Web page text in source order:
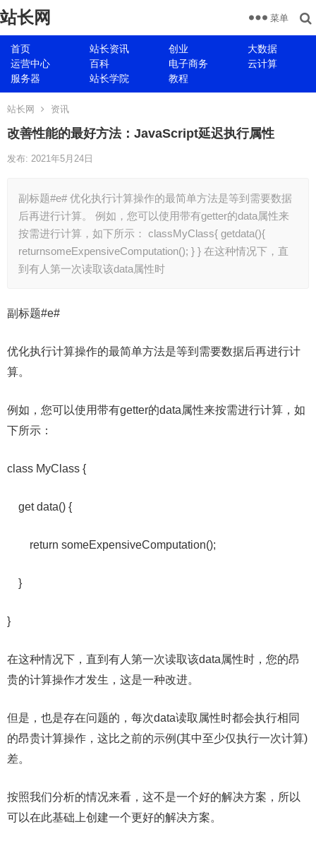
站长网
首页 站长资讯 创业
大数据
运营中心
百科 电子商务
云计算
服务器
站长学院 教程
菜单
站长网 资讯
改善性能的最好方法：JavaScript延迟执行属性
发布: 2021年5月24日
副标题#e# 优化执行计算操作的最简单方法是等到需要数据
后再进行计算。 例如，您可以使用带有getter的data属性来
按需进行计算，如下所示： classMyClass{ getdata(){
returnsomeExpensiveComputation(); } } 在这种情况下，直
到有人第一次读取该data属性时
副标题#e#
优化执行计算操作的最简单方法是等到需要数据后再进行计
算。
例如，您可以使用带有getter的data属性来按需进行计算，如
下所示：
class MyClass {
get data() {
return someExpensiveComputation();
}
}
在这种情况下，直到有人第一次读取该data属性时，您的昂
贵的计算操作才发生，这是一种改进。
但是，也是存在问题的，每次data读取属性时都会执行相同
的昂贵计算操作，这比之前的示例(其中至少仅执行一次计算)
差。
按照我们分析的情况来看，这不是一个好的解决方案，所以
可以在此基础上创建一个更好的解决方案。